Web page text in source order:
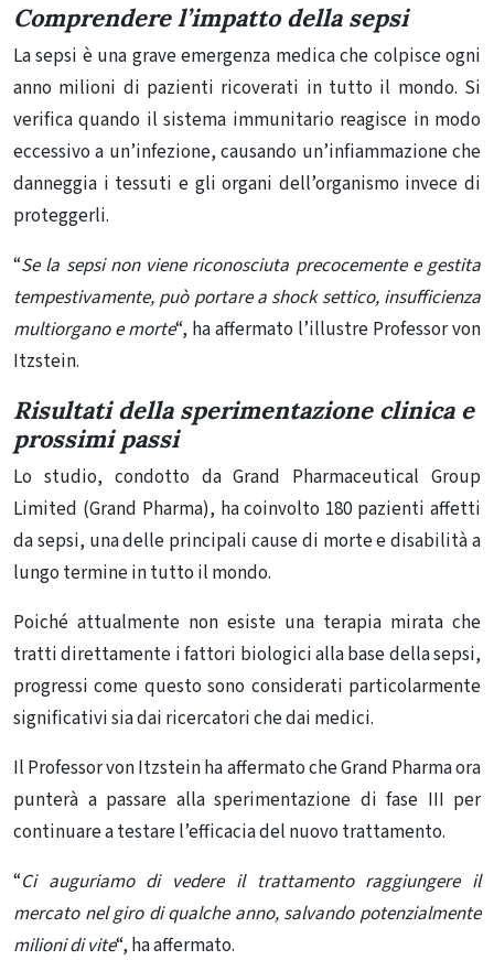
Comprendere l’impatto della sepsi
La sepsi è una grave emergenza medica che colpisce ogni
anno milioni di pazienti ricoverati in tutto il mondo. Si
verifica quando il sistema immunitario reagisce in modo
eccessivo a un’infezione, causando un’infiammazione che
danneggia i tessuti e gli organi dell’organismo invece di
proteggerli.
“Se la sepsi non viene riconosciuta precocemente e gestita
tempestivamente, può portare a shock settico, insufficienza
multiorgano e morte“, ha affermato l’illustre Professor von
Itzstein.
Risultati della sperimentazione clinica e
prossimi passi
Lo studio, condotto da Grand Pharmaceutical Group
Limited (Grand Pharma), ha coinvolto 180 pazienti affetti
da sepsi, una delle principali cause di morte e disabilità a
lungo termine in tutto il mondo.
Poiché attualmente non esiste una terapia mirata che
tratti direttamente i fattori biologici alla base della sepsi,
progressi come questo sono considerati particolarmente
significativi sia dai ricercatori che dai medici.
Il Professor von Itzstein ha affermato che Grand Pharma ora
punterà a passare alla sperimentazione di fase III per
continuare a testare l’efficacia del nuovo trattamento.
“Ci auguriamo di vedere il trattamento raggiungere il
mercato nel giro di qualche anno, salvando potenzialmente
milioni di vite“, ha affermato.